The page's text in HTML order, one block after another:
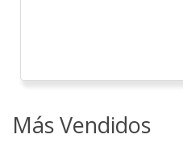
Más Vendidos